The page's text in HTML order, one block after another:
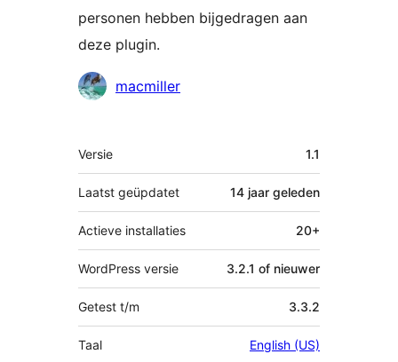
personen hebben bijgedragen aan
deze plugin.
Bijdragersmacmiller
Meta
Versie 1.1
Laatst geüpdatet 14 jaar geleden
Actieve installaties 20+
WordPress versie 3.2.1 of nieuwer
Getest t/m 3.3.2
Taal English (US)